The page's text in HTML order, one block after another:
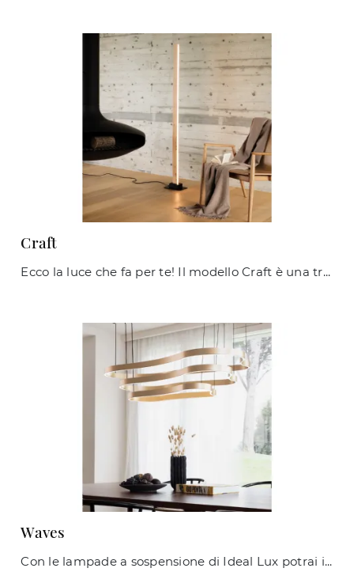
Craft
Ecco la luce che fa per te! Il modello Craft è una tra le nostre lampade da terra di Ideal Lux.
Waves
Con le lampade a sospensione di Ideal Lux potrai impreziosire i tuoi locali: clicca e scopri Waves!